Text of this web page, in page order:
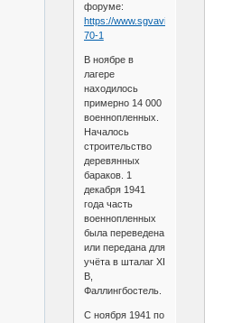
форуме:
https://www.sgvavia.ru/forum/
70-1
В ноябре в
лагере
находилось
примерно 14 000
военнопленных.
Началось
строительство
деревянных
бараков. 1
декабря 1941
года часть
военнопленных
была переведена
или передана для
учёта в шталаг XI
B,
Фаллингбостель.
С ноября 1941 по